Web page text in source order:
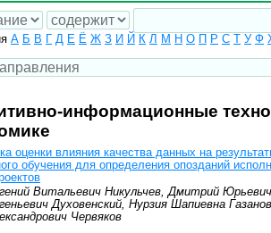
А Б В Д Е Ё Ж З И Й К Л М Н О Р С У Ф
информационные
оценки влияния качества данных на
обучения для определения опозданий
Витальевич Никульчев, Дмитрий
Духовенский, Нурзия Шапиевна
Червяков